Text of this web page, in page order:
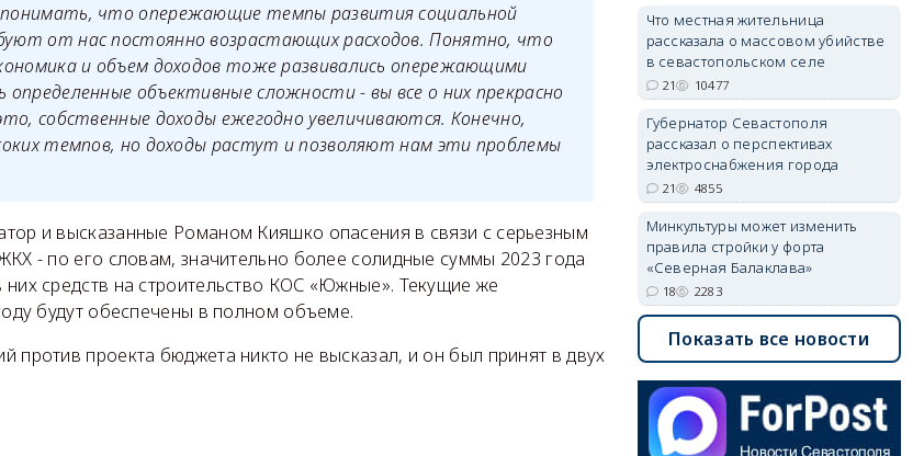
что опережающие темпы развития социальной
от нас постоянно возрастающих расходов. Понятно, что
и объем доходов тоже развивались опережающими
объективные сложности - вы все о них прекрасно
собственные доходы ежегодно увеличиваются. Конечно,
темпов, но доходы растут и позволяют нам эти проблемы
и высказанные Романом Кияшко опасения в связи с серьезным
- по его словам, значительно более солидные суммы 2023 года
средств на строительство КОС «Южные». Текущие же
будут обеспечены в полном объеме.
против проекта бюджета никто не высказал, и он был принят в двух
Что местная жительница
рассказала о массовом убийстве
в севастопольском селе
21 10477
Губернатор Севастополя
рассказал о перспективах
электроснабжения города
21 4855
Минкультуры может изменить
правила стройки у форта
«Северная Балаклава»
18 2283
Показать все новости